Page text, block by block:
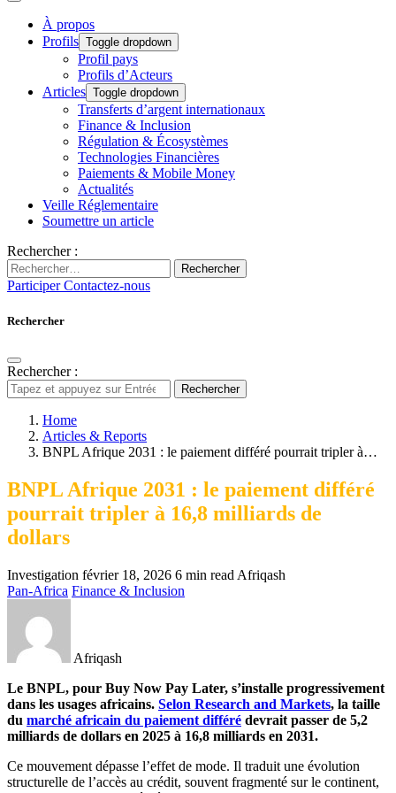
À propos
Profils Toggle dropdown
Profil pays
Profils d’Acteurs
Articles Toggle dropdown
Transferts d’argent internationaux
Finance & Inclusion
Régulation & Écosystèmes
Technologies Financières
Paiements & Mobile Money
Actualités
Veille Réglementaire
Soumettre un article
Rechercher :
Rechercher
ParticiperContactez-nous
Rechercher
Rechercher :
Rechercher
Home
Articles & Reports
BNPL Afrique 2031 : le paiement différé pourrait tripler à…
BNPL Afrique 2031 : le paiement différé
pourrait tripler à 16,8 milliards de
dollars
Investigation février 18, 2026 6 min read Afriqash
Pan-Africa Finance & Inclusion
Afriqash
Le BNPL, pour Buy Now Pay Later, s’installe progressivement
dans les usages africains. Selon Research and Markets, la taille
du marché africain du paiement différé devrait passer de 5,2
milliards de dollars en 2025 à 16,8 milliards en 2031.
Ce mouvement dépasse l’effet de mode. Il traduit une évolution
structurelle de l’accès au crédit, souvent fragmenté sur le continent,